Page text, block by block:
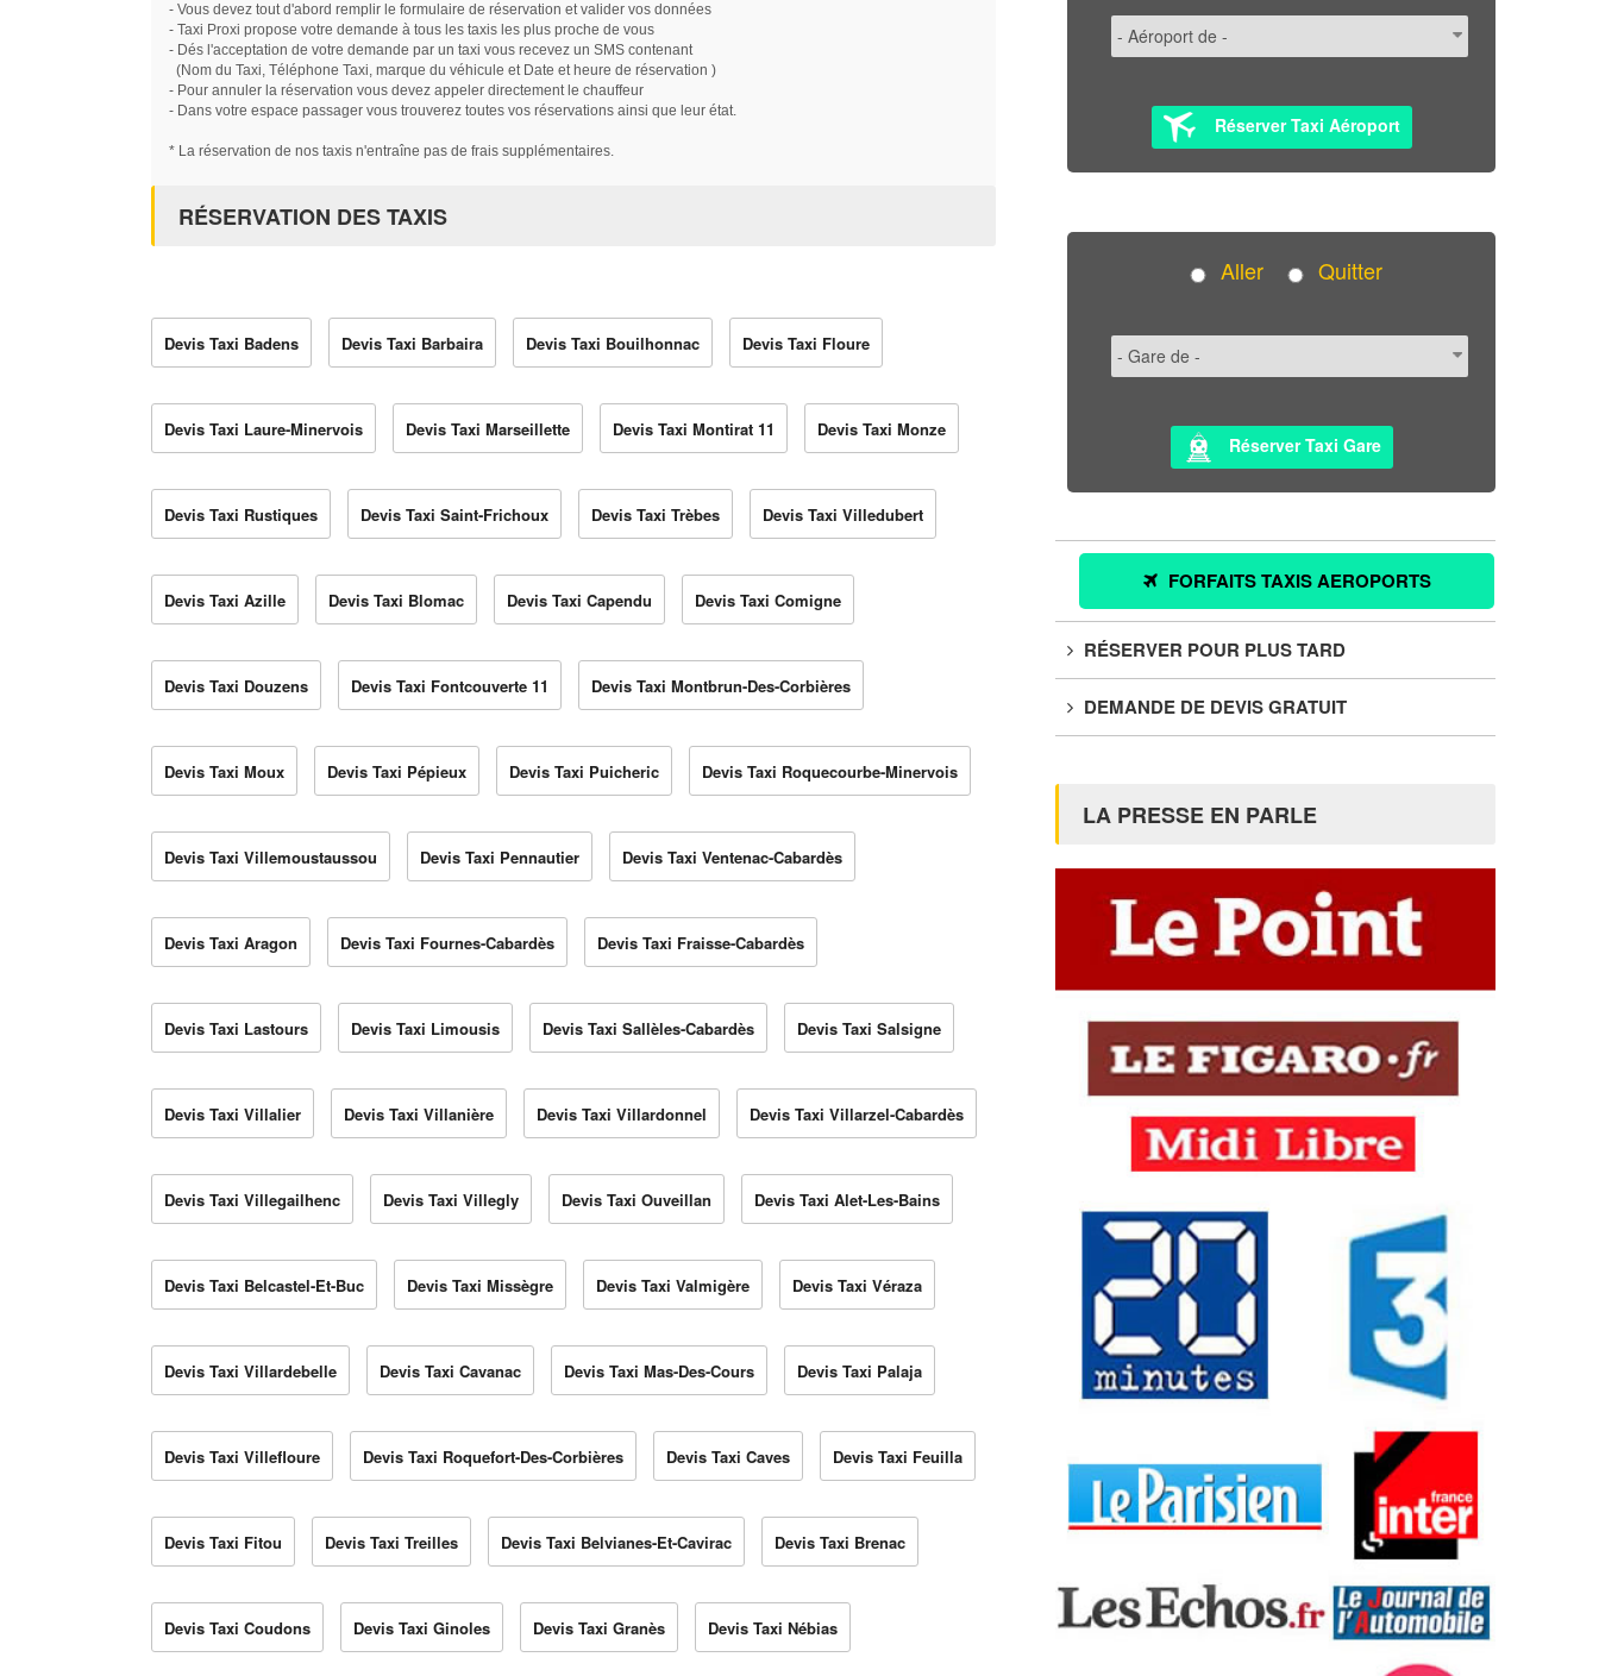
- Vous devez tout d'abord remplir le formulaire de réservation et valider vos données
- Taxi Proxi propose votre demande à tous les taxis les plus proche de vous
- Dés l'acceptation de votre demande par un taxi vous recevez un SMS contenant
(Nom du Taxi, Téléphone Taxi, marque du véhicule et Date et heure de réservation )
- Pour annuler la réservation vous devez appeler directement le chauffeur
- Dans votre espace passager vous trouverez toutes vos réservations ainsi que leur état.
* La réservation de nos taxis n'entraîne pas de frais supplémentaires.
RÉSERVATION DES TAXIS
Devis Taxi Badens Devis Taxi Barbaira Devis Taxi Bouilhonnac Devis Taxi Floure
Devis Taxi Laure-Minervois Devis Taxi Marseillette Devis Taxi Montirat 11 Devis Taxi Monze
Devis Taxi Rustiques Devis Taxi Saint-Frichoux Devis Taxi Trèbes Devis Taxi Villedubert
Devis Taxi Azille Devis Taxi Blomac Devis Taxi Capendu Devis Taxi Comigne
Devis Taxi Douzens Devis Taxi Fontcouverte 11 Devis Taxi Montbrun-Des-Corbières
Devis Taxi Moux Devis Taxi Pépieux Devis Taxi Puicheric Devis Taxi Roquecourbe-Minervois
Devis Taxi Villemoustaussou Devis Taxi Pennautier Devis Taxi Ventenac-Cabardès
Devis Taxi Aragon Devis Taxi Fournes-Cabardès Devis Taxi Fraisse-Cabardès
Devis Taxi Lastours Devis Taxi Limousis Devis Taxi Sallèles-Cabardès Devis Taxi Salsigne
Devis Taxi Villalier Devis Taxi Villanière Devis Taxi Villardonnel Devis Taxi Villarzel-Cabardès
Devis Taxi Villegailhenc Devis Taxi Villegly Devis Taxi Ouveillan Devis Taxi Alet-Les-Bains
Devis Taxi Belcastel-Et-Buc Devis Taxi Missègre Devis Taxi Valmigère Devis Taxi Véraza
Devis Taxi Villardebelle Devis Taxi Cavanac Devis Taxi Mas-Des-Cours Devis Taxi Palaja
Devis Taxi Villefloure Devis Taxi Roquefort-Des-Corbières Devis Taxi Caves Devis Taxi Feuilla
Devis Taxi Fitou Devis Taxi Treilles Devis Taxi Belvianes-Et-Cavirac Devis Taxi Brenac
Devis Taxi Coudons Devis Taxi Ginoles Devis Taxi Granès Devis Taxi Nébias
Réserver Taxi Aéroport
Aller Quitter
Réserver Taxi Gare
FORFAITS TAXIS AEROPORTS
RÉSERVER POUR PLUS TARD
DEMANDE DE DEVIS GRATUIT
LA PRESSE EN PARLE